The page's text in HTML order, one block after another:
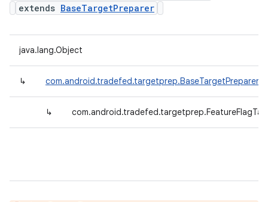
extends BaseTargetPreparer
java.lang.Object
↳ com.android.tradefed.targetprep.BaseTargetPreparer
↳